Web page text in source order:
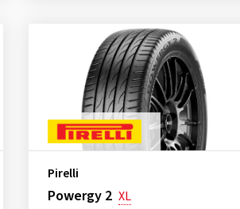
Pirelli
Powergy 2 XL